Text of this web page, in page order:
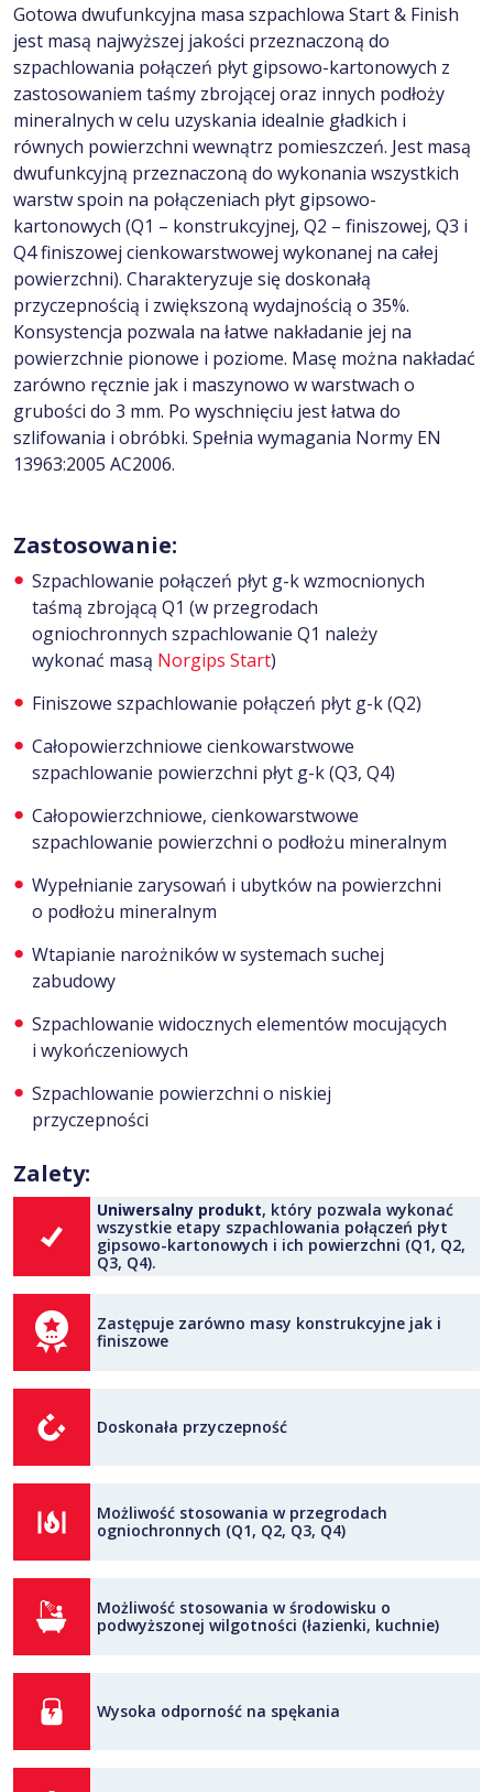
Gotowa dwufunkcyjna masa szpachlowa Start & Finish
jest masą najwyższej jakości przeznaczoną do
szpachlowania połączeń płyt gipsowo-kartonowych z
zastosowaniem taśmy zbrojącej oraz innych podłoży
mineralnych w celu uzyskania idealnie gładkich i
równych powierzchni wewnątrz pomieszczeń. Jest masą
dwufunkcyjną przeznaczoną do wykonania wszystkich
warstw spoin na połączeniach płyt gipsowo-
kartonowych (Q1 – konstrukcyjnej, Q2 – finiszowej, Q3 i
Q4 finiszowej cienkowarstwowej wykonanej na całej
powierzchni). Charakteryzuje się doskonałą
przyczepnością i zwiększoną wydajnością o 35%.
Konsystencja pozwala na łatwe nakładanie jej na
powierzchnie pionowe i poziome. Masę można nakładać
zarówno ręcznie jak i maszynowo w warstwach o
grubości do 3 mm. Po wyschnięciu jest łatwa do
szlifowania i obróbki. Spełnia wymagania Normy EN
13963:2005 AC2006.
Zastosowanie:
Szpachlowanie połączeń płyt g-k wzmocnionych
taśmą zbrojącą Q1 (w przegrodach
ogniochronnych szpachlowanie Q1 należy
wykonać masą Norgips Start)
Finiszowe szpachlowanie połączeń płyt g-k (Q2)
Całopowierzchniowe cienkowarstwowe
szpachlowanie powierzchni płyt g-k (Q3, Q4)
Całopowierzchniowe, cienkowarstwowe
szpachlowanie powierzchni o podłożu mineralnym
Wypełnianie zarysowań i ubytków na powierzchni
o podłożu mineralnym
Wtapianie narożników w systemach suchej
zabudowy
Szpachlowanie widocznych elementów mocujących
i wykończeniowych
Szpachlowanie powierzchni o niskiej
przyczepności
Zalety:
Uniwersalny produkt, który pozwala wykonać
wszystkie etapy szpachlowania połączeń płyt
gipsowo-kartonowych i ich powierzchni (Q1, Q2,
Q3, Q4).
Zastępuje zarówno masy konstrukcyjne jak i
finiszowe
Doskonała przyczepność
Możliwość stosowania w przegrodach
ogniochronnych (Q1, Q2, Q3, Q4)
Możliwość stosowania w środowisku o
podwyższonej wilgotności (łazienki, kuchnie)
Wysoka odporność na spękania